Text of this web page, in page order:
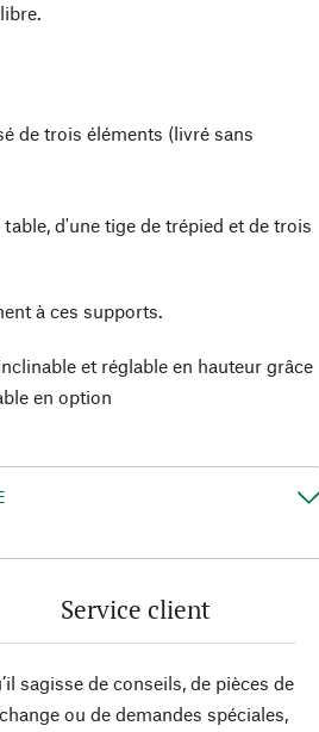
de trois éléments (livré sans
d'une tige de trépied et de trois
à ces supports.
et réglable en hauteur grâce
en option
Service client
sagisse de conseils, de pièces de
ou de demandes spéciales,